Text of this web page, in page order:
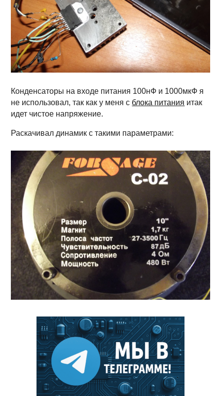
Конденсаторы на входе питания 100нФ и 1000мкФ я
не использовал, так как у меня с блока питания итак
идет чистое напряжение.
Раскачивал динамик с такими параметрами: